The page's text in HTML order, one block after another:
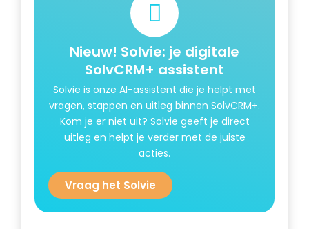
Nieuw! Solvie: je digitale
SolvCRM+ assistent
Solvie is onze AI-assistent die je helpt met
vragen, stappen en uitleg binnen SolvCRM+.
Kom je er niet uit? Solvie geeft je direct
uitleg en helpt je verder met de juiste
acties.
Vraag het Solvie